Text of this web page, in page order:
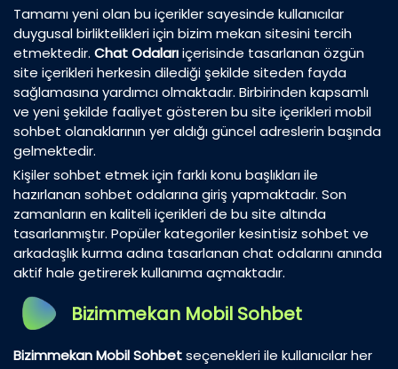
Tamamı yeni olan bu içerikler sayesinde kullanıcılar
duygusal birliktelikleri için bizim mekan sitesini tercih
etmektedir. Chat Odalarıiçerisinde tasarlanan özgün
site içerikleri herkesin dilediği şekilde siteden fayda
sağlamasına yardımcı olmaktadır. Birbirinden kapsamlı
ve yeni şekilde faaliyet gösteren bu site içerikleri mobil
sohbet olanaklarının yer aldığı güncel adreslerin başında
gelmektedir.
Kişiler sohbet etmek için farklı konu başlıkları ile
hazırlanan sohbet odalarına giriş yapmaktadır. Son
zamanların en kaliteli içerikleri de bu site altında
tasarlanmıştır. Popüler kategoriler kesintisiz sohbet ve
arkadaşlık kurma adına tasarlanan chat odalarını anında
aktif hale getirerek kullanıma açmaktadır.
Bizimmekan Mobil Sohbet
Bizimmekan Mobil Sohbetseçenekleri ile kullanıcılar her